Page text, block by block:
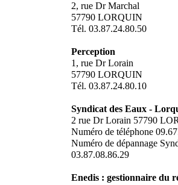
2, rue Dr Marchal
57790 LORQUIN
Tél. 03.87.24.80.50
Perception
1, rue Dr Lorain
57790 LORQUIN
Tél. 03.87.24.80.10
Syndicat des Eaux -
2 rue Dr Lorain 57790
Numéro de téléphone
Numéro de dépannage
03.87.08.86.29
Enedis : gestionnaire du